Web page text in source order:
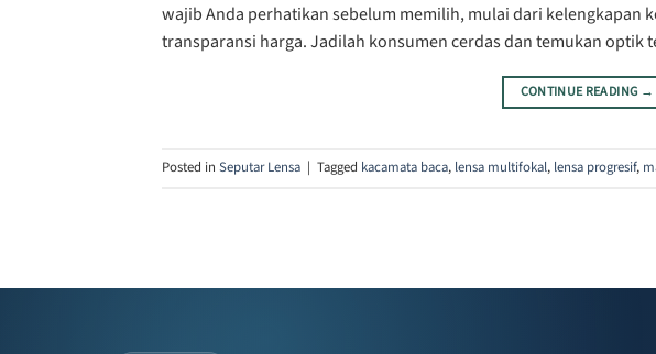
wajib Anda perhatikan sebelum memilih, mulai dari kelengkapan
transparansi harga. Jadilah konsumen cerdas dan temukan optik
CONTINUE READING →
Posted in Seputar Lensa | Tagged kacamata baca, lensa multifokal, lensa progresif,